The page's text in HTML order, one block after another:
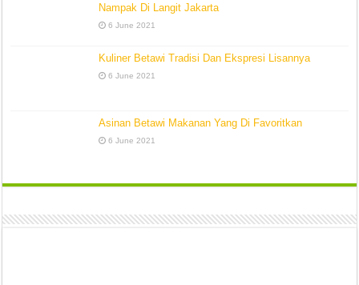
Nampak Di Langit Jakarta
6 June 2021
Kuliner Betawi Tradisi Dan Ekspresi Lisannya
6 June 2021
Asinan Betawi Makanan Yang Di Favoritkan
6 June 2021